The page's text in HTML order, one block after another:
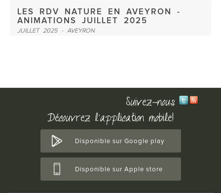
LES RDV NATURE EN AVEYRON -
ANIMATIONS JUILLET 2025
JUILLET 2025 - AVEYRON
Suivez-nous
Découvrez l'application mobile!
Disponible sur Google play
Disponible sur Apple store